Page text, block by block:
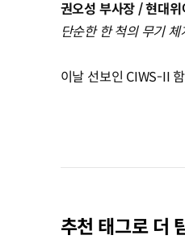
권오성 부사장 / 현대
단순한 한 척의 무기
이날 선보인 CIWS-II
추천 태그로 더